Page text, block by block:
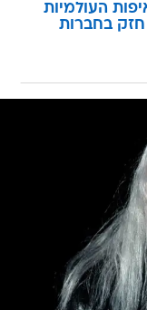
העולמיות
חזק בחברות